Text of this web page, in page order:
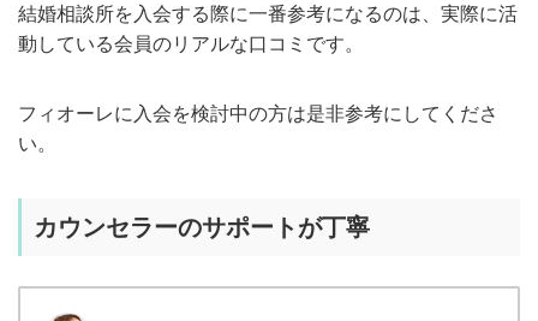
結婚相談所を入会する際に一番参考になるのは、実際に活
動している会員のリアルな口コミです。
フィオーレに入会を検討中の方は是非参考にしてくださ
い。
カウンセラーのサポートが丁寧